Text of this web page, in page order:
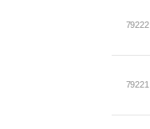
79222
79221